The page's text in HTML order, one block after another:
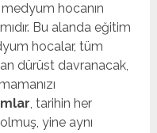
hocanın
Bu alanda eğitim
hocalar, tüm
dürüst davranacak,
, tarihin her
yine aynı